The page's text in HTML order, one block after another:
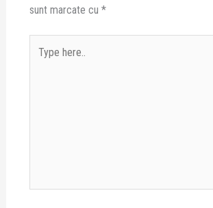
sunt marcate cu *
here..